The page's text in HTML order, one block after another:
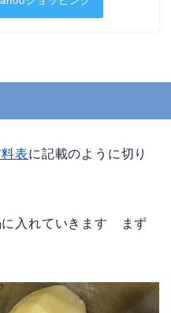
表に記載のように切り
に入れていきます まず